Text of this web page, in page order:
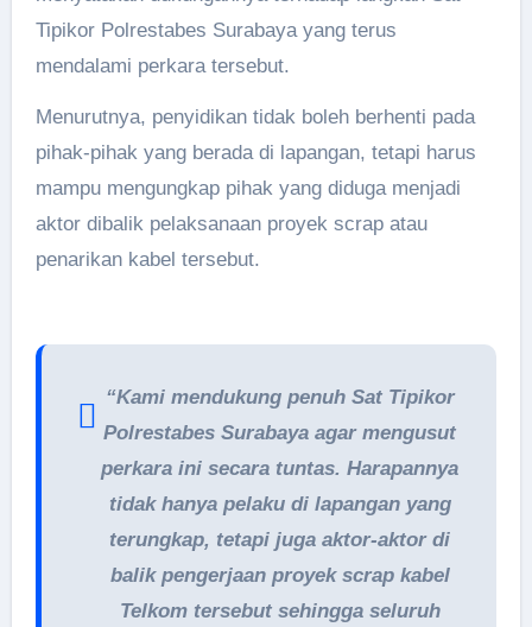
Tipikor Polrestabes Surabaya yang terus
mendalami perkara tersebut.
Menurutnya, penyidikan tidak boleh berhenti pada
pihak-pihak yang berada di lapangan, tetapi harus
mampu mengungkap pihak yang diduga menjadi
aktor dibalik pelaksanaan proyek scrap atau
penarikan kabel tersebut.
“Kami mendukung penuh Sat Tipikor
Polrestabes Surabaya agar mengusut
perkara ini secara tuntas. Harapannya
tidak hanya pelaku di lapangan yang
terungkap, tetapi juga aktor-aktor di
balik pengerjaan proyek scrap kabel
Telkom tersebut sehingga seluruh